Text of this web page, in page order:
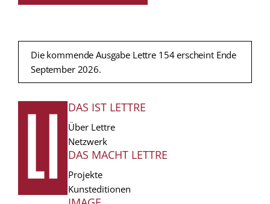
Die kommende Ausgabe Lettre 154 erscheint Ende
September 2026.
FUSSZEILE
DAS IST LETTRE
Über Lettre
Netzwerk
DAS MACHT LETTRE
Projekte
Kunsteditionen